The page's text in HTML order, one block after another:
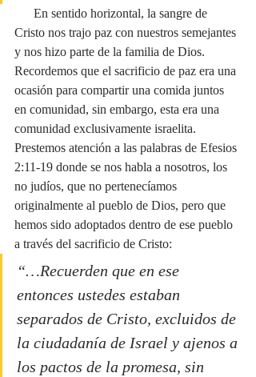
Cristo nos trajo paz con nuestros semejantes
y nos hizo parte de la familia de Dios.
Recordemos que el sacrificio de paz era una
ocasión para compartir una comida juntos
en comunidad, sin embargo, esta era una
comunidad exclusivamente israelita.
Prestemos atención a las palabras de Efesios
2:11-19 donde se nos habla a nosotros, los
no judíos, que no pertenecíamos
originalmente al pueblo de Dios, pero que
hemos sido adoptados dentro de ese pueblo
a través del sacrificio de Cristo:
“…Recuerden que en ese
entonces ustedes estaban
separados de Cristo, excluidos de
la ciudadanía de Israel y ajenos a
los pactos de la promesa, sin